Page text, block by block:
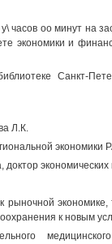
часов оо минут на
экономики и
Санкт-
Л.К.
экономики
рыночной
к новым